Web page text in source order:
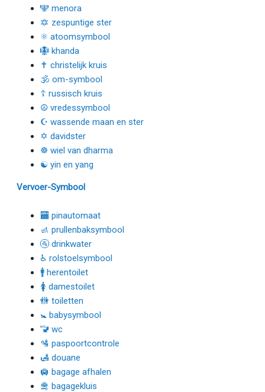
🕎 menora
🔯 zespuntige ster
⚛ atoomsymbool
🪯 khanda
✝ christelijk kruis
🕉 om-symbool
☦ russisch kruis
☮ vredessymbool
☪ wassende maan en ster
✡ davidster
☸ wiel van dharma
☯ yin en yang
Vervoer-Symbool
🏧 pinautomaat
🚮 prullenbaksymbool
🚰 drinkwater
♿ rolstoelsymbool
🚹 herentoilet
🚺 damestoilet
🚻 toiletten
🚼 babysymbool
🚾 wc
🛂 paspoortcontrole
🛃 douane
🛄 bagage afhalen
🛅 bagagekluis